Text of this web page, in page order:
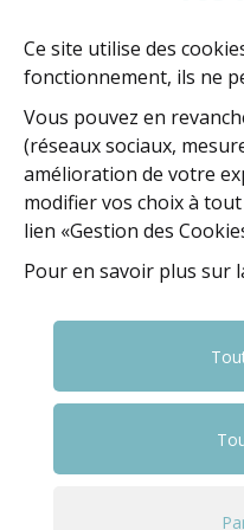
BP 247 -
NOUS SUIVRE
Ce site utilise des
fonctionnement, ils ne
Vous pouvez en
(réseaux sociaux,
amélioration de votre
modifier vos choix à
lien «Gestion des
Pour en savoir plus sur